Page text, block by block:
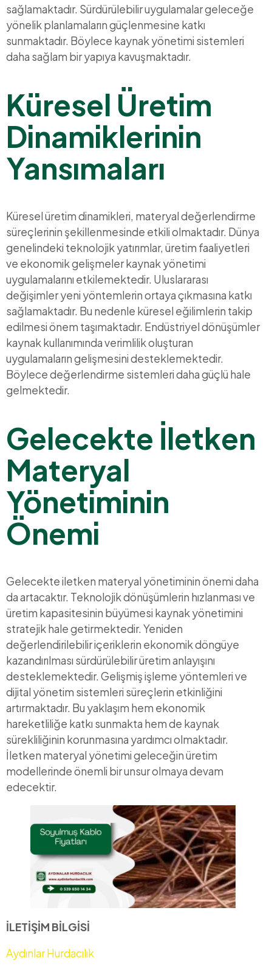
sağlamaktadır. Sürdürülebilir uygulamalar geleceğe
yönelik planlamaların güçlenmesine katkı
sunmaktadır. Böylece kaynak yönetimi sistemleri
daha sağlam bir yapıya kavuşmaktadır.
Küresel Üretim
Dinamiklerinin
Yansımaları
Küresel üretim dinamikleri, materyal değerlendirme
süreçlerinin şekillenmesinde etkili olmaktadır. Dünya
genelindeki teknolojik yatırımlar, üretim faaliyetleri
ve ekonomik gelişmeler kaynak yönetimi
uygulamalarını etkilemektedir. Uluslararası
değişimler yeni yöntemlerin ortaya çıkmasına katkı
sağlamaktadır. Bu nedenle küresel eğilimlerin takip
edilmesi önem taşımaktadır. Endüstriyel dönüşümler
kaynak kullanımında verimlilik oluşturan
uygulamaların gelişmesini desteklemektedir.
Böylece değerlendirme sistemleri daha güçlü hale
gelmektedir.
Gelecekte İletken
Materyal
Yönetiminin
Önemi
Gelecekte iletken materyal yönetiminin önemi daha
da artacaktır. Teknolojik dönüşümlerin hızlanması ve
üretim kapasitesinin büyümesi kaynak yönetimini
stratejik hale getirmektedir. Yeniden
değerlendirilebilir içeriklerin ekonomik döngüye
kazandırılması sürdürülebilir üretim anlayışını
desteklemektedir. Gelişmiş işleme yöntemleri ve
dijital yönetim sistemleri süreçlerin etkinliğini
artırmaktadır. Bu yaklaşım hem ekonomik
hareketliliğe katkı sunmakta hem de kaynak
sürekliliğinin korunmasına yardımcı olmaktadır.
İletken materyal yönetimi geleceğin üretim
modellerinde önemli bir unsur olmaya devam
edecektir.
İLETİŞİM BİLGİSİ
Aydınlar Hurdacılık